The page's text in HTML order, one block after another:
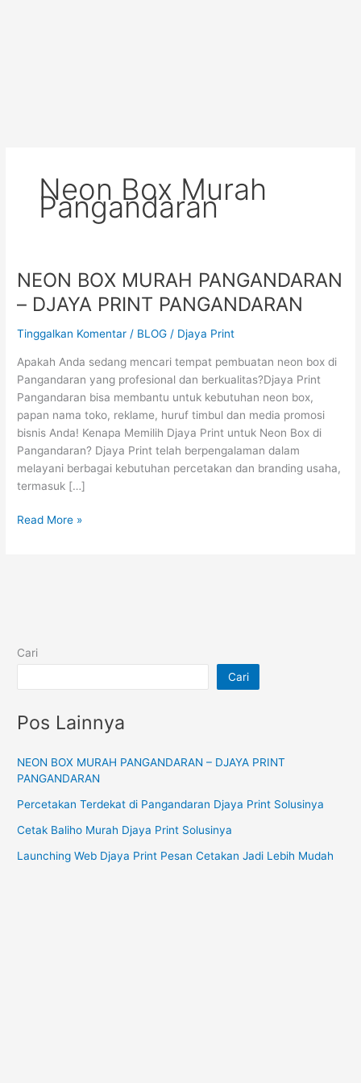
Neon Box Murah
Pangandaran
NEON BOX MURAH PANGANDARAN
– DJAYA PRINT PANGANDARAN
Tinggalkan Komentar / BLOG / Djaya Print
Apakah Anda sedang mencari tempat pembuatan neon box di
Pangandaran yang profesional dan berkualitas?Djaya Print
Pangandaran bisa membantu untuk kebutuhan neon box,
papan nama toko, reklame, huruf timbul dan media promosi
bisnis Anda! Kenapa Memilih Djaya Print untuk Neon Box di
Pangandaran? Djaya Print telah berpengalaman dalam
melayani berbagai kebutuhan percetakan dan branding usaha,
termasuk […]
NEON
BOX
MURAH
PANGANDARAN
DJAYA
PRINT
PANGANDARAN
Read More »
Cari
Cari
Pos Lainnya
NEON BOX MURAH PANGANDARAN – DJAYA PRINT
PANGANDARAN
Percetakan Terdekat di Pangandaran Djaya Print Solusinya
Cetak Baliho Murah Djaya Print Solusinya
Launching Web Djaya Print Pesan Cetakan Jadi Lebih Mudah